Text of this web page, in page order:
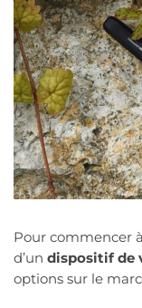
Pour commencer
d’un dispositif de
options sur le